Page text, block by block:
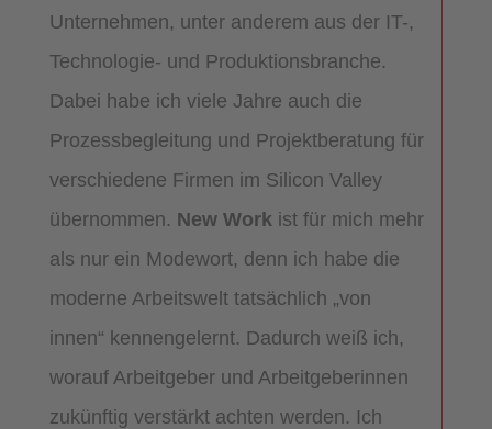
Unternehmen, unter anderem aus der IT-,
Technologie- und Produktionsbranche.
Dabei habe ich viele Jahre auch die
Prozessbegleitung und Projektberatung für
verschiedene Firmen im Silicon Valley
übernommen. New Work ist für mich mehr
als nur ein Modewort, denn ich habe die
moderne Arbeitswelt tatsächlich „von
innen“ kennengelernt. Dadurch weiß ich,
worauf Arbeitgeber und Arbeitgeberinnen
zukünftig verstärkt achten werden. Ich